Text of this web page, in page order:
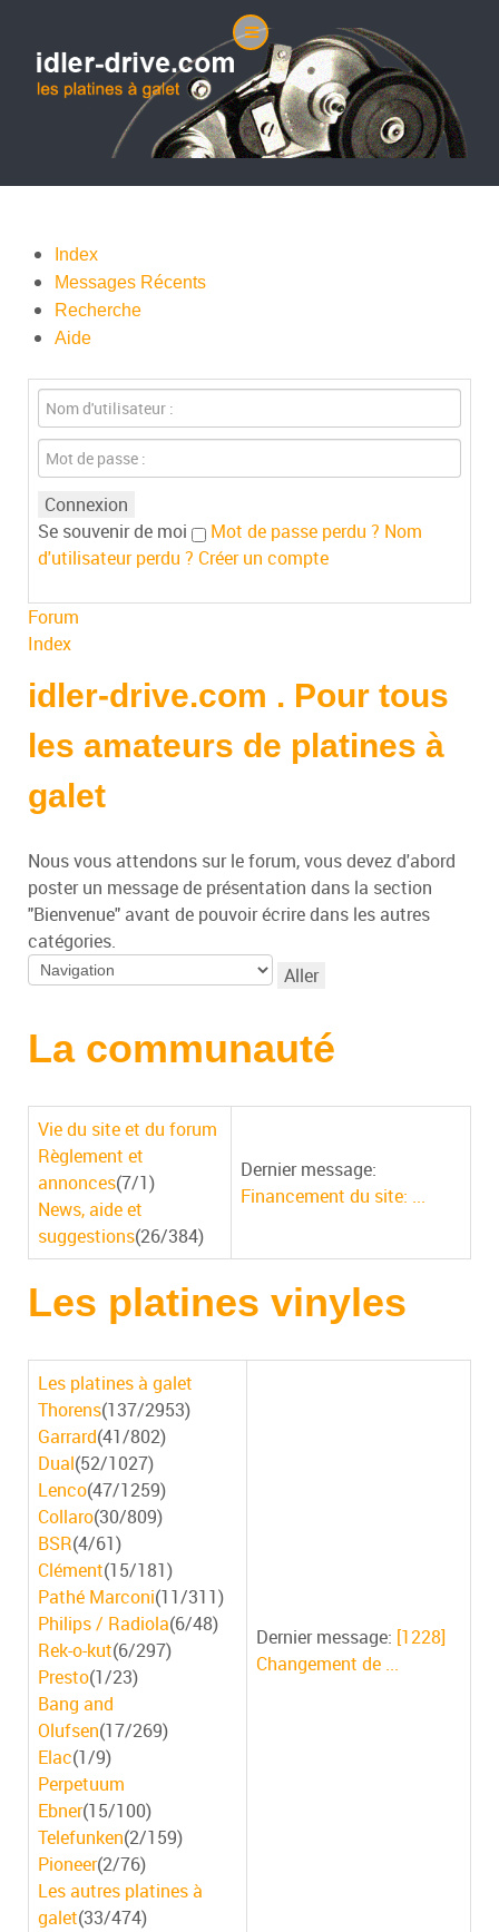
Index
Messages Récents
Recherche
Aide
Se souvenir de moi Mot de passe perdu ? Nom
d'utilisateur perdu ? Créer un compte
Forum
Index
idler-drive.com . Pour tous
les amateurs de platines à
galet
Nous vous attendons sur le forum, vous devez d'abord
poster un message de présentation dans la section
"Bienvenue" avant de pouvoir écrire dans les autres
catégories.
La communauté
Vie du site et du forum
Règlement et
annonces(7/1)
News, aide et
suggestions(26/384)
Dernier message:
Financement du site: ...
Les platines vinyles
Les platines à galet
Thorens(137/2953)
Garrard(41/802)
Dual(52/1027)
Lenco(47/1259)
Collaro(30/809)
BSR(4/61)
Clément(15/181)
Pathé Marconi(11/311)
Philips / Radiola(6/48)
Rek-o-kut(6/297)
Presto(1/23)
Bang and
Olufsen(17/269)
Elac(1/9)
Perpetuum
Ebner(15/100)
Telefunken(2/159)
Pioneer(2/76)
Les autres platines à
galet(33/474)
Dernier message: [1228]
Changement de ...